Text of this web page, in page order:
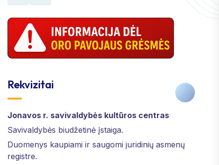
Rekvizitai
Jonavos r. savivaldybės kultūros centras
Savivaldybės biudžetinė įstaiga.
Duomenys kaupiami ir saugomi juridinių asmenų
registre.